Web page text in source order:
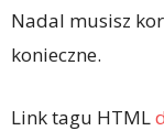
Nadal musisz
konieczne.
Link tagu HTML